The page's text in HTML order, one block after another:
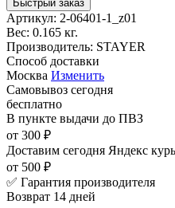
Быстрый заказ
Артикул: 2-06401-1_z01
Вес: 0.165 кг.
Производитель: STAYER
Способ доставки
Москва Изменить
Самовывоз сегодня
бесплатно
В пункте выдачи до ПВЗ
от 300 ₽
Доставим сегодня Яндекс
от 500 ₽
✅ Гарантия производителя
Возврат 14 дней